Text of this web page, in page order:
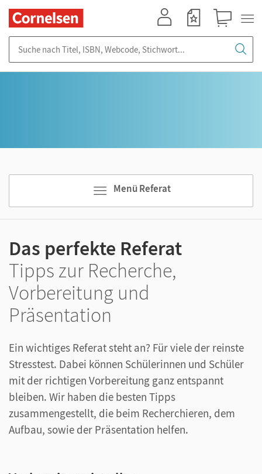
Menü Referat
Das perfekte Referat
Tipps zur Recherche,
Vorbereitung und
Präsentation
Ein wichtiges Referat steht an? Für viele der reinste
Stresstest. Dabei können Schülerinnen und Schüler
mit der richtigen Vorbereitung ganz entspannt
bleiben. Wir haben die besten Tipps
zusammengestellt, die beim Recherchieren, dem
Aufbau, sowie der Präsentation helfen.